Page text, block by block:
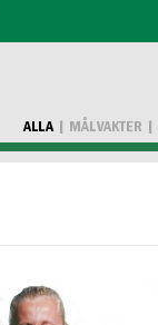
ALLA MÅLVAKTER